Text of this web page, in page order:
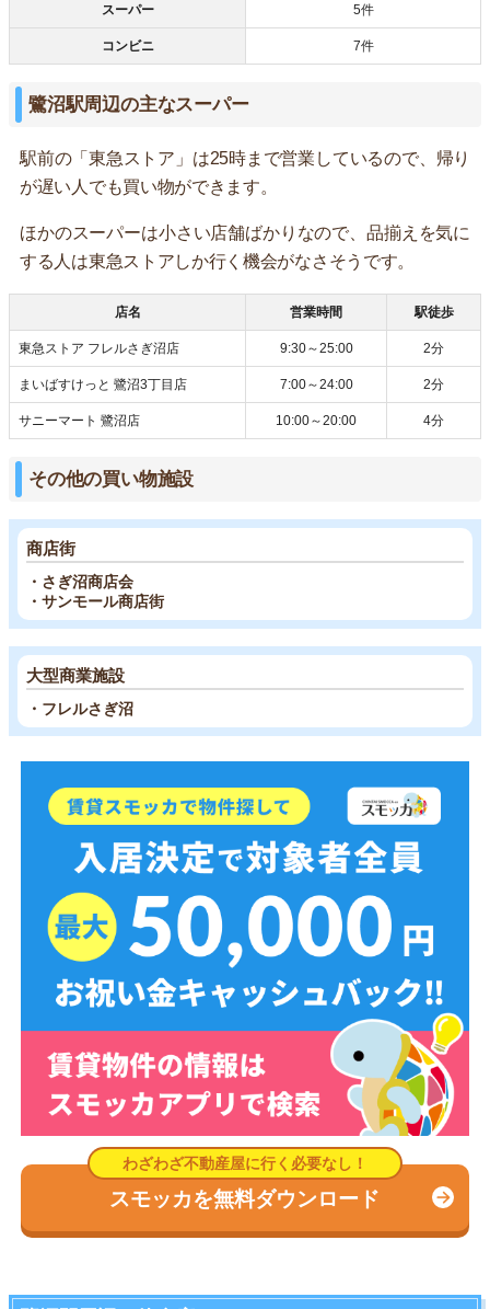
スーパー 5件
コンビニ 7件
鷺沼駅周辺の主なスーパー
駅前の「東急ストア」は25時まで営業しているので、帰り
が遅い人でも買い物ができます。
ほかのスーパーは小さい店舗ばかりなので、品揃えを気に
する人は東急ストアしか行く機会がなさそうです。
店名 営業時間 駅徒歩
東急ストア フレルさぎ沼店 9:30～25:00 2分
まいばすけっと 鷺沼3丁目店 7:00～24:00 2分
サニーマート 鷺沼店 10:00～20:00 4分
その他の買い物施設
商店街
・さぎ沼商店会
・サンモール商店街
大型商業施設
・フレルさぎ沼
スモッカを無料ダウンロード